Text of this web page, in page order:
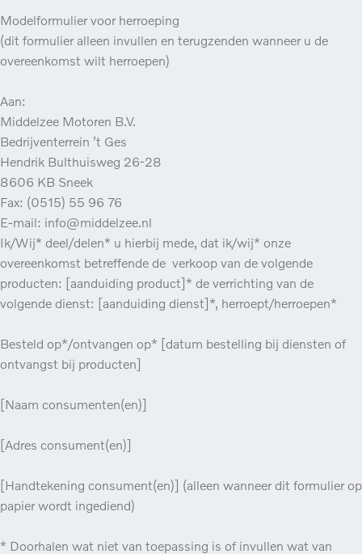
Modelformulier voor herroeping
(dit formulier alleen invullen en terugzenden wanneer u de
overeenkomst wilt herroepen)
Aan:
Middelzee Motoren B.V.
Bedrijventerrein ’t Ges
Hendrik Bulthuisweg 26-28
8606 KB Sneek
Fax: (0515) 55 96 76
E-mail: info@middelzee.nl
Ik/Wij* deel/delen* u hierbij mede, dat ik/wij* onze
overeenkomst betreffende de verkoop van de volgende
producten: [aanduiding product]* de verrichting van de
volgende dienst: [aanduiding dienst]*, herroept/herroepen*
Besteld op*/ontvangen op* [datum bestelling bij diensten of
ontvangst bij producten]
[Naam consumenten(en)]
[Adres consument(en)]
[Handtekening consument(en)] (alleen wanneer dit formulier op
papier wordt ingediend)
* Doorhalen wat niet van toepassing is of invullen wat van